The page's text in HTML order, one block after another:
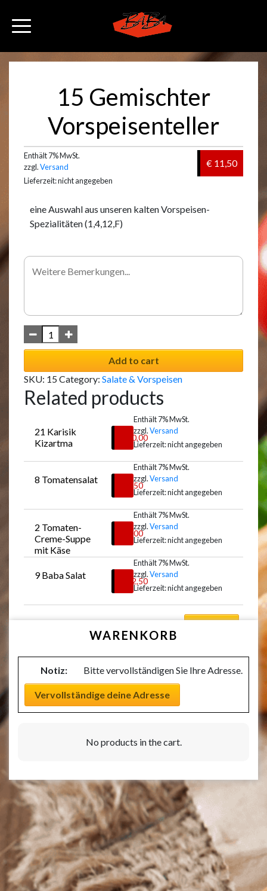
15 Gemischter
Vorspeisenteller
€ 11,50
Enthält 7% MwSt.
zzgl.Versand
Lieferzeit: nicht angegeben
eine Auswahl aus unseren kalten Vorspeisen-
Spezialitäten (1,4,12,F)
Add to cart
SKU: 15Category: Salate & Vorspeisen
Related products
21 Karisik
Kizartma
10,00
Enthält 7% MwSt.
zzgl.Versand
Lieferzeit: nicht angegeben
8 Tomatensalat
9,50
Enthält 7% MwSt.
zzgl.Versand
Lieferzeit: nicht angegeben
2 Tomaten-
Creme-Suppe
mit Käse
7,00
Enthält 7% MwSt.
zzgl.Versand
Lieferzeit: nicht angegeben
9 Baba Salat
12,50
Enthält 7% MwSt.
zzgl.Versand
Lieferzeit: nicht angegeben
WARENKORB
Notiz: Bitte vervollständigen Sie Ihre Adresse.
Vervollständige deine Adresse
No products in the cart.